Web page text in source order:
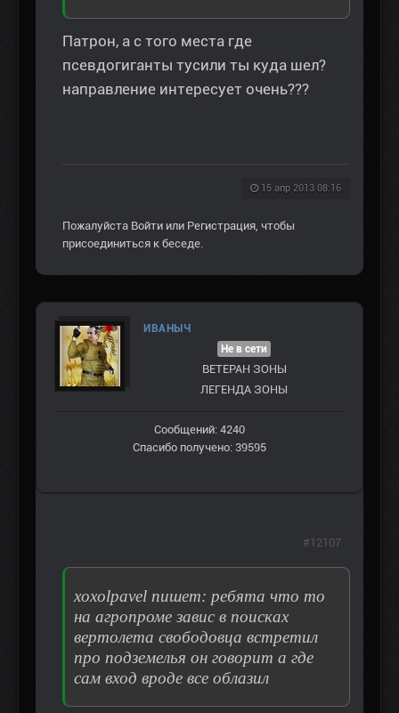
Патрон, а с того места где
псевдогиганты тусили ты куда шел?
направление интересует очень???
15 апр 2013 08:16
Пожалуйста Войти или Регистрация , чтобы
присоединиться к беседе.
ИВАНЫЧ
Не в сети
ВЕТЕРАН ЗOНЫ
ЛЕГЕНДА ЗОНЫ
Сообщений: 4240
Спасибо получено: 39595
xoxolpavel пишет: ребята что то
на агропроме завис в поисках
вертолета свободовца встретил
про подземелья он говорит а где
сам вход вроде все облазил
#12107